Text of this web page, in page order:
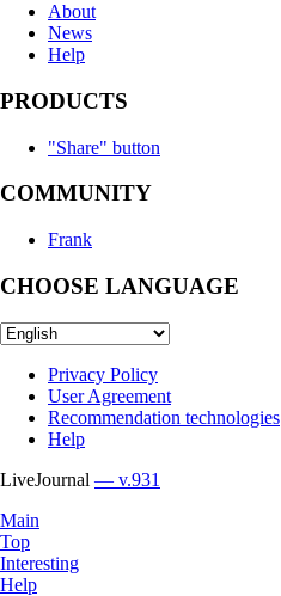
About
News
Help
PRODUCTS
"Share" button
COMMUNITY
Frank
CHOOSE LANGUAGE
Privacy Policy
User Agreement
Recommendation technologies
Help
LiveJournal — v.931
Main
Top
Interesting
Help